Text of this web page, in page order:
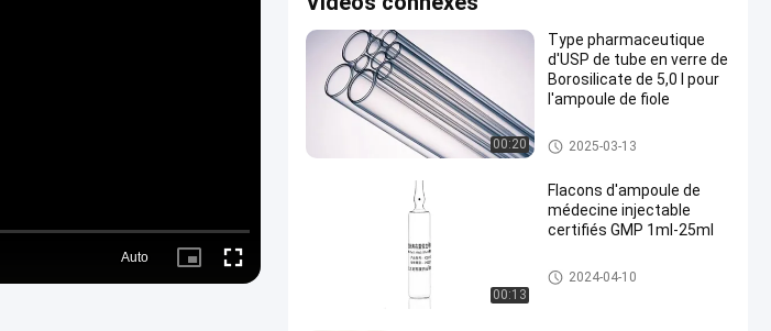
Auto
Picture- Fullscreen
00:20
Type pharmaceutique
d'USP de tube en verre de
Borosilicate de 5,0 I pour
l'ampoule de fiole
Tube en verre borosilicaté
2025-03-13
00:13
Flacons d'ampoule de
médecine injectable
certifiés GMP 1ml-25ml
ampoule en verre
2024-04-10